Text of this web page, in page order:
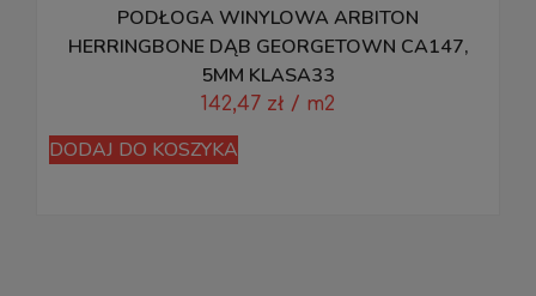
PODŁOGA WINYLOWA ARBITON
HERRINGBONE DĄB GEORGETOWN CA147,
5MM KLASA33
142,47 zł / m2
DODAJ DO KOSZYKA